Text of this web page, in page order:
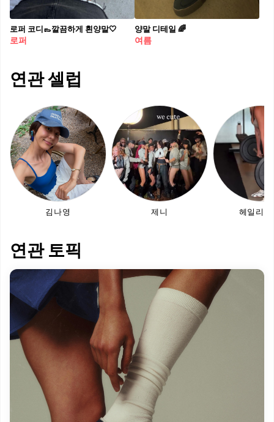
로퍼 코디👞깔끔하게 흰양말🤍
로퍼
양말 디테일 🌈
여름
연관 셀럽
김나영 제니 헤일리
연관 토픽